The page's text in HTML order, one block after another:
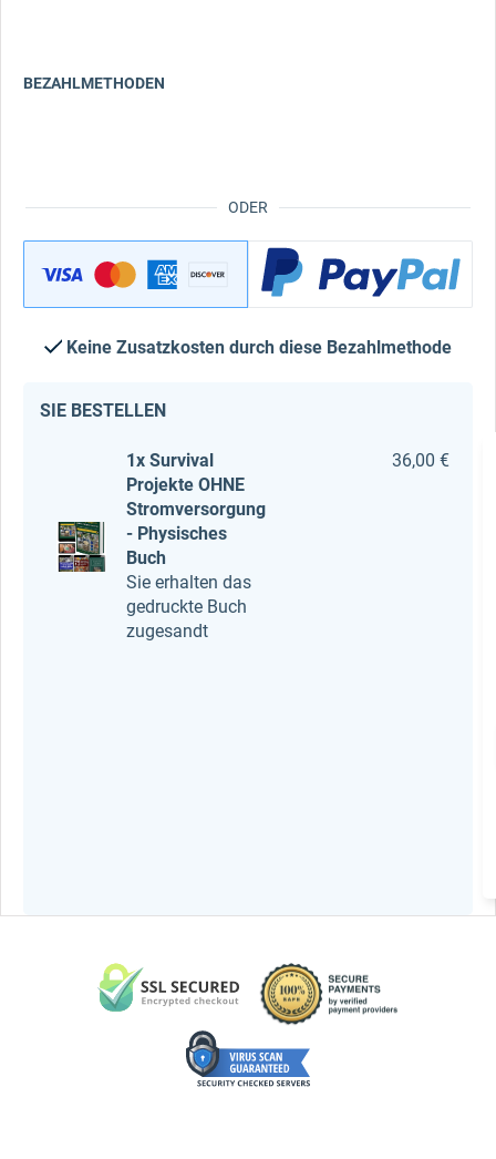
ODER
BEZAHLMETHODEN
Keine Zusatzkosten durch diese Bezahlmethode
SIE BESTELLEN
1x Survival
Projekte OHNE
Stromversorgung
- Physisches
Buch
Sie erhalten das
gedruckte Buch
zugesandt
36,00 €